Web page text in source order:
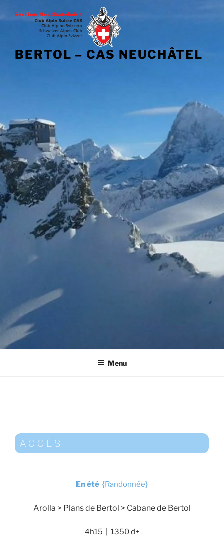
BERTOL – CAS NEUCHÂTEL
Menu
ACCÈS
En été {Randonnée}
Arolla > Plans de Bertol > Cabane de Bertol
4h15 | 1350 d+